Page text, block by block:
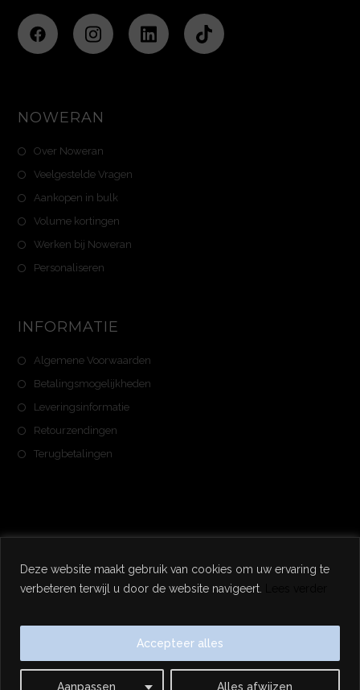
Deze website maakt gebruik van cookies om uw ervaring te
verbeteren terwijl u door de website navigeert.
Aanpassen Alles afwijzen
Accepteer alles
NOWERAN
Over Noweran
Veelgestelde Vragen
Aankopen in bulk
Volume kortingen
Werken bij Noweran
Personaliseren
INFORMATIE
Algemene Voorwaarden
Betalingsmogelijkheden
Leveringsinformatie
Retourzendingen
Terugbetalingen
Copyright 2025 - Noweran - Alle Rechten Voorbehouden